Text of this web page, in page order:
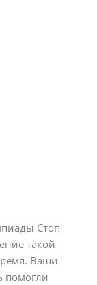
Стоп
такой
Ваши
помогли